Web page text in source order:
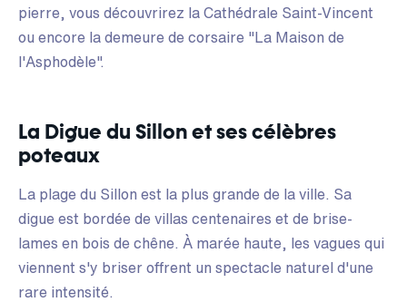
pierre, vous découvrirez la Cathédrale Saint-Vincent
ou encore la demeure de corsaire "La Maison de
l'Asphodèle".
La Digue du Sillon et ses célèbres
poteaux
La plage du Sillon est la plus grande de la ville. Sa
digue est bordée de villas centenaires et de brise-
lames en bois de chêne. À marée haute, les vagues qui
viennent s'y briser offrent un spectacle naturel d'une
rare intensité.